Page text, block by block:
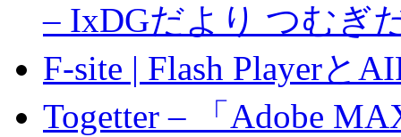
– IxDGだより つむぎ
F-site | Flash Playerと
Togetter – 「Adobe